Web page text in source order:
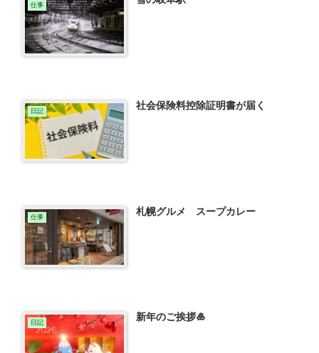
仕事
日記 社会保険料控除証明書が届く
仕事 札幌グルメ スープカレー
日記 新年のご挨拶🎍